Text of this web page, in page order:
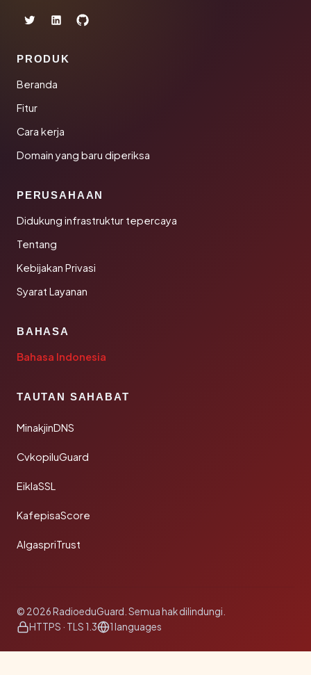
PRODUK
Beranda
Fitur
Cara kerja
Domain yang baru diperiksa
PERUSAHAAN
Didukung infrastruktur tepercaya
Tentang
Kebijakan Privasi
Syarat Layanan
BAHASA
Bahasa Indonesia
TAUTAN SAHABAT
MinakjinDNS
CvkopiluGuard
EiklaSSL
KafepisaScore
AlgaspriTrust
© 2026 RadioeduGuard. Semua hak dilindungi.
HTTPS · TLS 1.3
1 languages